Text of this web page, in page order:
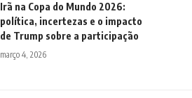
Irã na Copa do Mundo 2026:
política, incertezas e o impacto
de Trump sobre a participação
março 4, 2026